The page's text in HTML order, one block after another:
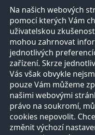
Na našich webových
pomocí kterých Vám
uživatelskou
mohou zahrnovat
jednotlivých
zařízení. Skrze
Vás však obvykle
pouze Vám můžeme
našimi webovými
právo na soukromí,
cookies nepovolit.
změnit výchozí